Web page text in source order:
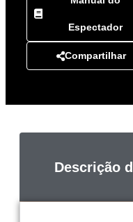
Espectador
Compartilhar
Descrição